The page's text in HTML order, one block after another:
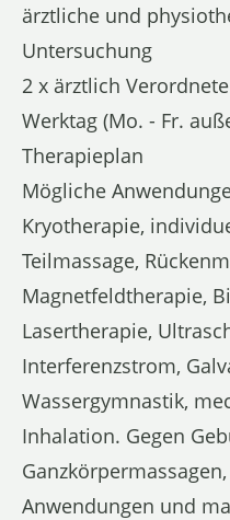
ärztliche und
Untersuchung
2 x ärztlich
Werktag (Mo. - Fr.
Therapieplan
Mögliche
Kryotherapie,
Teilmassage,
Magnetfeldtherapie,
Lasertherapie,
Interferenzstrom,
Wassergymnastik,
Inhalation. Gegen
Anwendungen und